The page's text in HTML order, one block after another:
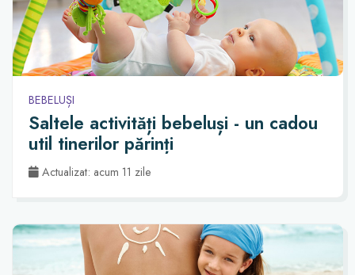
BEBELUȘI
Saltele activități bebeluși - un cadou
util tinerilor părinți
Actualizat: acum 11 zile